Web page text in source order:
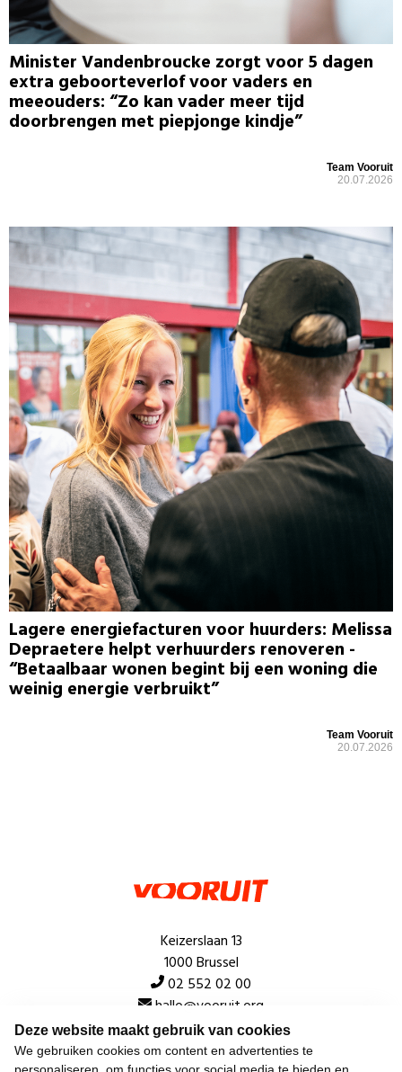
Deze website maakt gebruik van cookies
We gebruiken cookies om content en advertenties te
Minister Vandenbroucke zorgt voor 5 dagen
extra geboorteverlof voor vaders en
meeouders: “Zo kan vader meer tijd
doorbrengen met piepjonge kindje”
Team Vooruit
20.07.2026
Lagere energiefacturen voor huurders: Melissa
Depraetere helpt verhuurders renoveren -
“Betaalbaar wonen begint bij een woning die
weinig energie verbruikt”
Team Vooruit
20.07.2026
Keizerslaan 13
1000 Brussel
02 552 02 00
hallo@vooruit.org
Snel